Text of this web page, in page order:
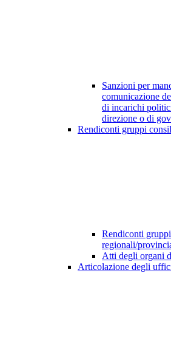
Sanzioni per
comunicazione
di incarichi
direzione o di
Rendiconti gruppi
Rendiconti
regionali/
Atti degli organi
Articolazione degli